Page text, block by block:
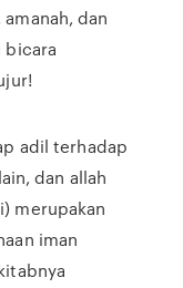
dan
bicara
adil terhadap
dan allah
merupakan
iman